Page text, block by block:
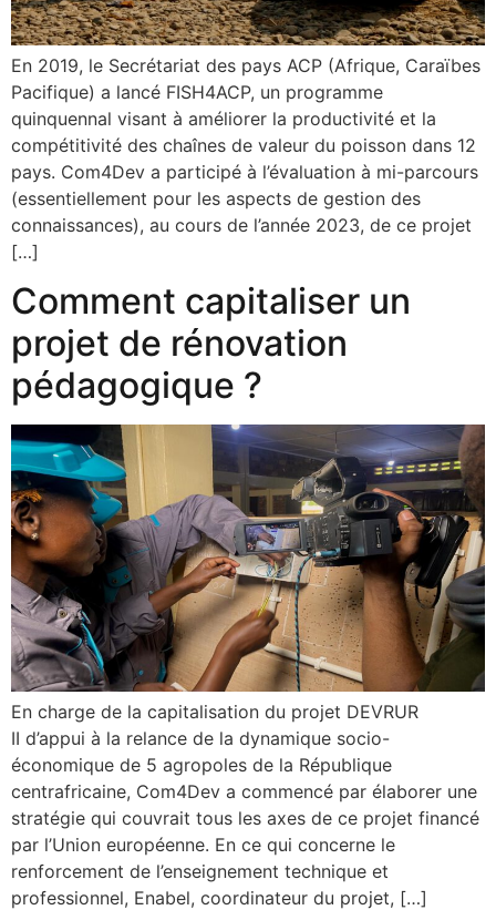
En 2019, le Secrétariat des pays ACP (Afrique, Caraïbes
Pacifique) a lancé FISH4ACP, un programme
quinquennal visant à améliorer la productivité et la
compétitivité des chaînes de valeur du poisson dans 12
pays. Com4Dev a participé à l’évaluation à mi-parcours
(essentiellement pour les aspects de gestion des
connaissances), au cours de l’année 2023, de ce projet
[…]
Comment capitaliser un
projet de rénovation
pédagogique ?
En charge de la capitalisation du projet DEVRUR
II d’appui à la relance de la dynamique socio-
économique de 5 agropoles de la République
centrafricaine, Com4Dev a commencé par élaborer une
stratégie qui couvrait tous les axes de ce projet financé
par l’Union européenne. En ce qui concerne le
renforcement de l’enseignement technique et
professionnel, Enabel, coordinateur du projet, […]